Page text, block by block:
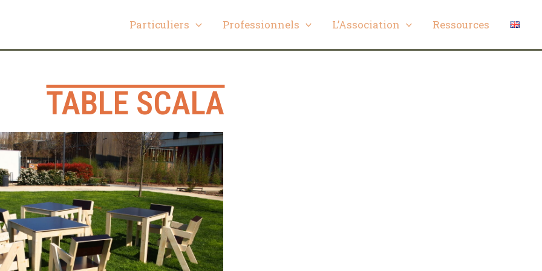
Particuliers Professionnels L’Association Ressources
TABLE SCALA